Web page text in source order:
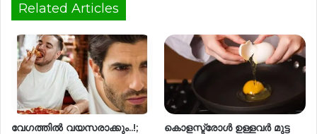
Related Articles
വേഗത്തില്‍ വയസരാക്കും..!; കൊളസ്ട്രോൾ ഉള്ളവർ മുട്ട